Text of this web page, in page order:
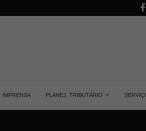
Aprenda
IMPRENSA PLANEJ. TRIBUTÁRIO